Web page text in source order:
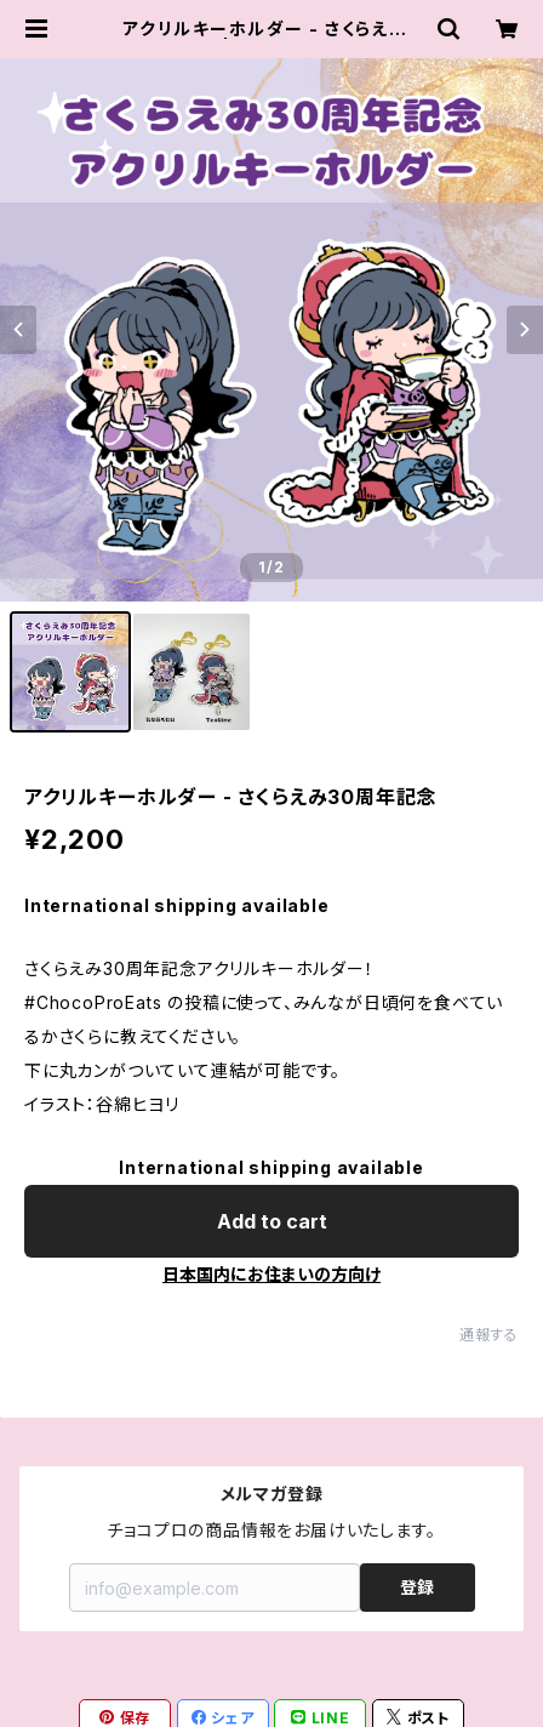
アクリルキーホルダー - さくらえみ3
1/2
アクリルキーホルダー - さくらえみ30周年記念
¥2,200
International shipping available
さくらえみ30周年記念アクリルキーホルダー！
#ChocoProEats の投稿に使って、みんなが日頃何を食べてい
るかさくらに教えてください。
下に丸カンがついていて連結が可能です。
イラスト：谷綿ヒヨリ
International shipping available
Add to cart
日本国内にお住まいの方向け
通報する
メルマガ登録
チョコプロの商品情報をお届けいたします。
登録
保存 シェア LINE ポスト